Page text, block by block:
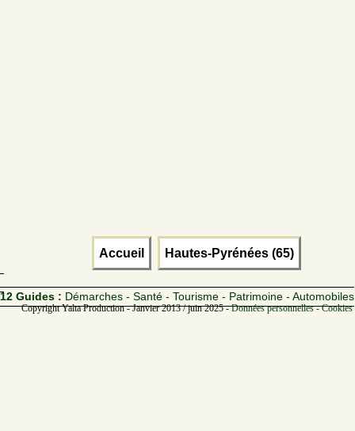
Accueil Hautes-Pyrénées (65)
12 Guides : Démarches - Santé - Tourisme - Patrimoine - Automobiles
Copyright Yalta Production - Janvier 2013 / juin 2025 -Données personnelles -